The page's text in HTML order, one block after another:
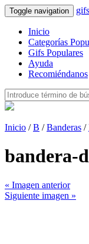
Toggle navigation
Inicio
Categorías
Gifs Populares
Ayuda
Recomiéndanos
Inicio /B /Banderas /
bandera-
« Imagen anterior
Siguiente imagen »